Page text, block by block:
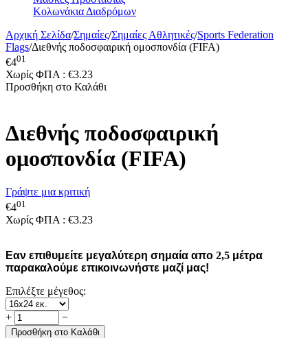
Κολωνάκια Διαδρόμων
Αρχική Σελίδα/Σημαίες/Σημαίες Αθλητικές/Sports Federation
Flags/Διεθνής ποδοσφαιρική ομοσπονδία (FIFA)
€401
Χωρίς ΦΠΑ : €3.23
Προσθήκη στο Καλάθι
Διεθνής ποδοσφαιρική
ομοσπονδία (FIFA)
Γράψτε μια κριτική
€401
Χωρίς ΦΠΑ : €3.23
Εαν επιθυμείτε μεγαλύτερη σημαία απο 2,5 μέτρα
παρακαλούμε επικοινωνήστε μαζί μας!
Επιλέξτε μέγεθος:
+ −
Προσθήκη στο Καλάθι